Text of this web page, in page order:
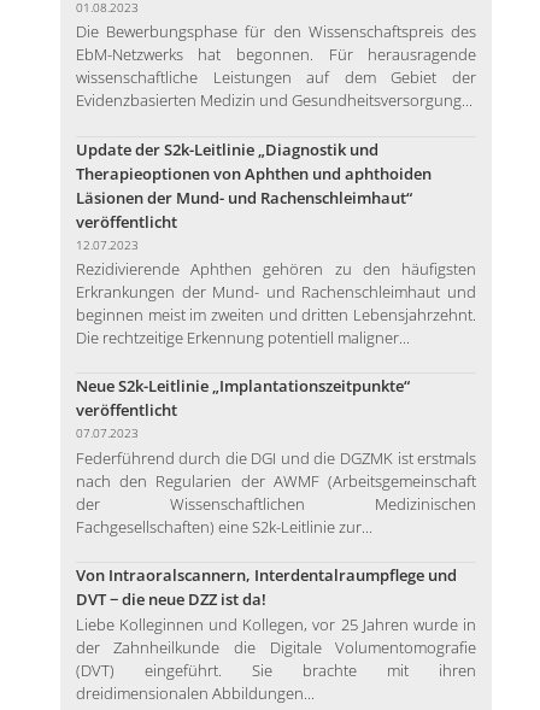
01.08.2023
Die Bewerbungsphase für den Wissenschaftspreis des
EbM-Netzwerks hat begonnen. Für herausragende
wissenschaftliche Leistungen auf dem Gebiet der
Evidenzbasierten Medizin und Gesundheitsversorgung...
Update der S2k-Leitlinie „Diagnostik und
Therapieoptionen von Aphthen und aphthoiden
Läsionen der Mund- und Rachenschleimhaut“
veröffentlicht
12.07.2023
Rezidivierende Aphthen gehören zu den häufigsten
Erkrankungen der Mund- und Rachenschleimhaut und
beginnen meist im zweiten und dritten Lebensjahrzehnt.
Die rechtzeitige Erkennung potentiell maligner...
Neue S2k-Leitlinie „Implantationszeitpunkte“
veröffentlicht
07.07.2023
Federführend durch die DGI und die DGZMK ist erstmals
nach den Regularien der AWMF (Arbeitsgemeinschaft
der Wissenschaftlichen Medizinischen
Fachgesellschaften) eine S2k-Leitlinie zur...
Von Intraoralscannern, Interdentalraumpflege und
DVT − die neue DZZ ist da!
Liebe Kolleginnen und Kollegen, vor 25 Jahren wurde in
der Zahnheilkunde die Digitale Volumentomografie
(DVT) eingeführt. Sie brachte mit ihren
dreidimensionalen Abbildungen...